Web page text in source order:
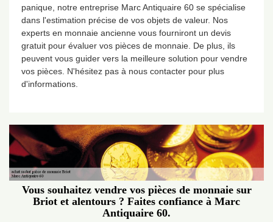
panique, notre entreprise Marc Antiquaire 60 se spécialise
dans l'estimation précise de vos objets de valeur. Nos
experts en monnaie ancienne vous fourniront un devis
gratuit pour évaluer vos pièces de monnaie. De plus, ils
peuvent vous guider vers la meilleure solution pour vendre
vos pièces. N'hésitez pas à nous contacter pour plus
d'informations.
Vous souhaitez vendre vos pièces de monnaie sur
Briot et alentours ? Faites confiance à Marc
Antiquaire 60.